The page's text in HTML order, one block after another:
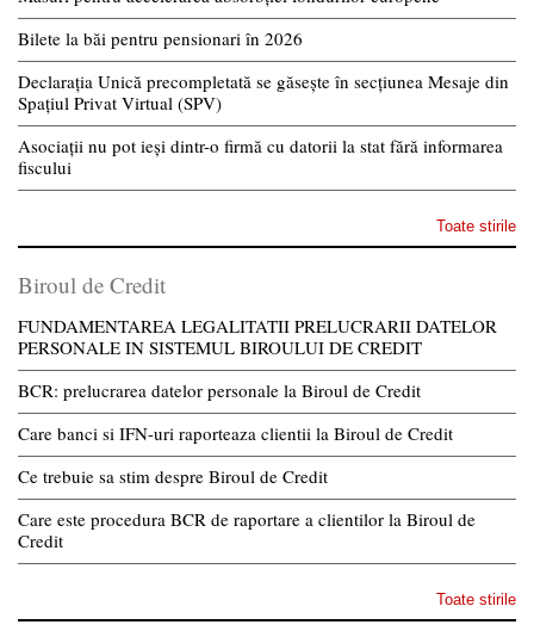
Bilete la băi pentru pensionari în 2026
Declarația Unică precompletată se găsește în secțiunea Mesaje din
Spațiul Privat Virtual (SPV)
Asociații nu pot ieși dintr-o firmă cu datorii la stat fără informarea
fiscului
Toate stirile
Biroul de Credit
FUNDAMENTAREA LEGALITATII PRELUCRARII DATELOR
PERSONALE IN SISTEMUL BIROULUI DE CREDIT
BCR: prelucrarea datelor personale la Biroul de Credit
Care banci si IFN-uri raporteaza clientii la Biroul de Credit
Ce trebuie sa stim despre Biroul de Credit
Care este procedura BCR de raportare a clientilor la Biroul de
Credit
Toate stirile